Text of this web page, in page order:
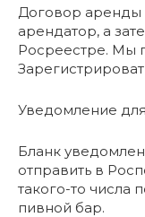
Договор аренды
арендатор, а
Росреестре. Мы
Уведомление
Бланк
отправить в
такого-то числа
пивной бар.